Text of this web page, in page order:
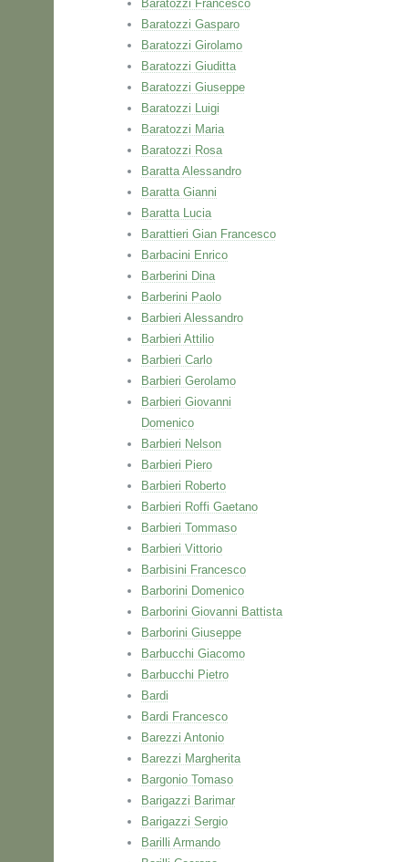
Baratozzi Francesco
Baratozzi Gasparo
Baratozzi Girolamo
Baratozzi Giuditta
Baratozzi Giuseppe
Baratozzi Luigi
Baratozzi Maria
Baratozzi Rosa
Baratta Alessandro
Baratta Gianni
Baratta Lucia
Barattieri Gian Francesco
Barbacini Enrico
Barberini Dina
Barberini Paolo
Barbieri Alessandro
Barbieri Attilio
Barbieri Carlo
Barbieri Gerolamo
Barbieri Giovanni
Domenico
Barbieri Nelson
Barbieri Piero
Barbieri Roberto
Barbieri Roffi Gaetano
Barbieri Tommaso
Barbieri Vittorio
Barbisini Francesco
Barborini Domenico
Barborini Giovanni Battista
Barborini Giuseppe
Barbucchi Giacomo
Barbucchi Pietro
Bardi
Bardi Francesco
Barezzi Antonio
Barezzi Margherita
Bargonio Tomaso
Barigazzi Barimar
Barigazzi Sergio
Barilli Armando